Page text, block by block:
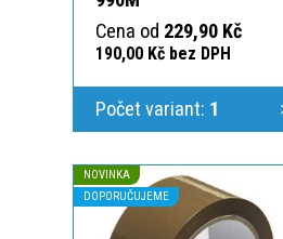
Cena od 229,90 Kč
190,00 Kč bez DPH
Počet variant: 1
NOVINKA
DOPORUČUJEME